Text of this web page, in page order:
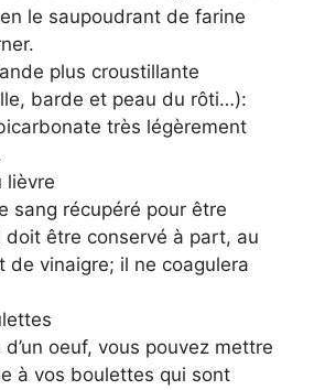
le saupoudrant de farine
plus croustillante
barde et peau du rôti…):
très légèrement
lièvre
sang récupéré pour être
doit être conservé à part, au
de vinaigre; il ne coagulera
oeuf, vous pouvez mettre
à vos boulettes qui sont